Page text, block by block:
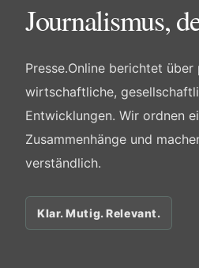
Journalismus,
Presse.Online berichtet über
wirtschaftliche,
Entwicklungen. Wir ordnen
Zusammenhänge und
verständlich.
Klar. Mutig. Relevant.